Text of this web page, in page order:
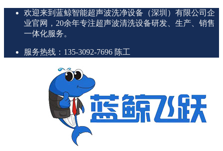
欢迎来到蓝鲸智能超声波洗净设备（深圳）有限公司企
业官网，20余年专注超声波清洗设备研发、生产、销售
一体化服务。
服务热线：135-3092-7696 陈工